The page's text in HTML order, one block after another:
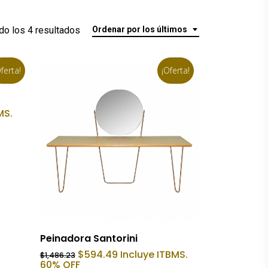
Ordenar por los últimos
los 4 resultados Ordenado
últimos
¡Oferta!
Añadir Al Carrito
Peinadora Santorini
$1,486.23 El
precio
$594.49El
precio
Incluye ITBMS.
60% OFF